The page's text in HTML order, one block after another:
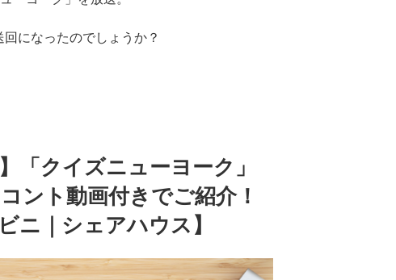
になったのでしょうか？
「クイズニューヨーク」
ント動画付きでご紹介！
ニ｜シェアハウス】